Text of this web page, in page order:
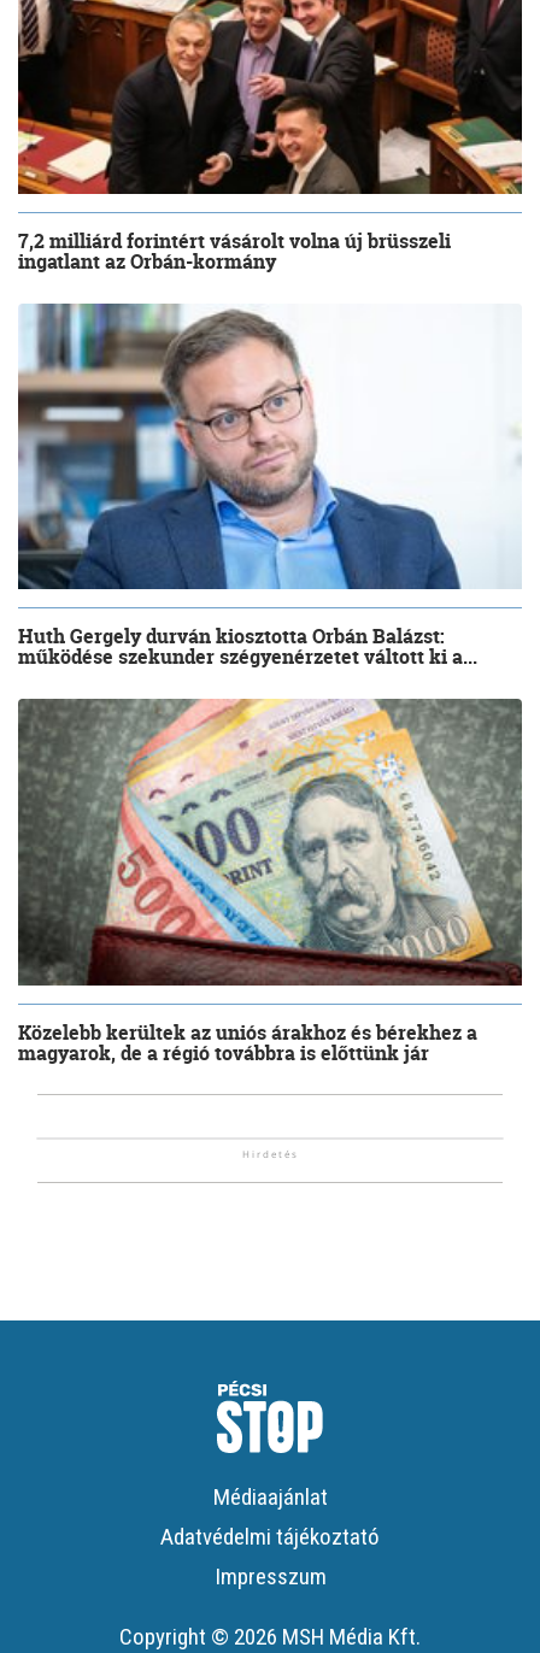
7,2 milliárd forintért vásárolt volna új brüsszeli
ingatlant az Orbán-kormány
Huth Gergely durván kiosztotta Orbán Balázst:
működése szekunder szégyenérzetet váltott ki a...
Közelebb kerültek az uniós árakhoz és bérekhez a
magyarok, de a régió továbbra is előttünk jár
Médiaajánlat
Adatvédelmi tájékoztató
Impresszum
Copyright © 2026 MSH Média Kft.